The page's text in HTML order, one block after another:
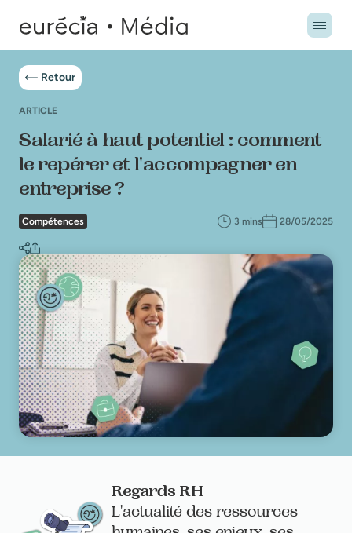
Retour
ARTICLE
Salarié à haut potentiel : comment
le repérer et l'accompagner en
entreprise ?
Compétences 3 mins 28/05/2025
Regards RH
L'actualité des ressources